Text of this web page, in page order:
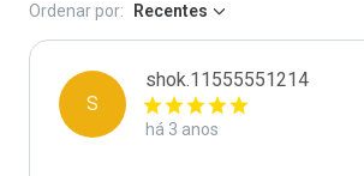
Ordenar por: Recentes
S
shok.11555551214
há 3 anos